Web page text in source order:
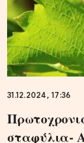
31.12.2024, 17:36
σταφύλια-